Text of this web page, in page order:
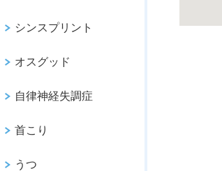
シンスプリント
オスグッド
自律神経失調症
首こり
うつ